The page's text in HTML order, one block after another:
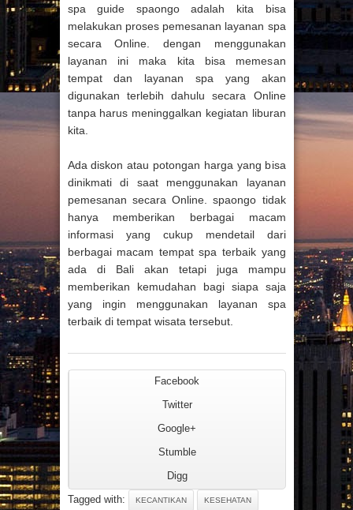
spa guide spaongo adalah kita bisa
melakukan proses pemesanan layanan spa
secara Online. dengan menggunakan
layanan ini maka kita bisa memesan
tempat dan layanan spa yang akan
digunakan terlebih dahulu secara Online
tanpa harus meninggalkan kegiatan liburan
kita.
Ada diskon atau potongan harga yang bisa
dinikmati di saat menggunakan layanan
pemesanan secara Online. spaongo tidak
hanya memberikan berbagai macam
informasi yang cukup mendetail dari
berbagai macam tempat spa terbaik yang
ada di Bali akan tetapi juga mampu
memberikan kemudahan bagi siapa saja
yang ingin menggunakan layanan spa
terbaik di tempat wisata tersebut.
Facebook
Twitter
Google+
Stumble
Digg
Tagged with:
KECANTIKAN KESEHATAN